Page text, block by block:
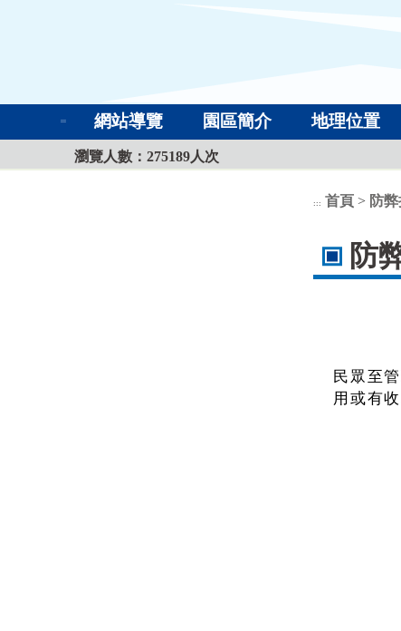
::: 網站導覽 園區簡介 地理位置
瀏覽人數： 275189人次
::: 首頁> 防
防
民眾至
用或有